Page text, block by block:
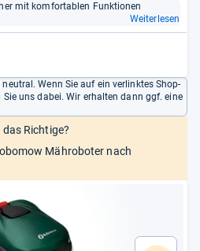
mit kom­for­ta­blen Funk­tio­nen
Weiterlesen
Wenn Sie auf ein verlinktes Shop-
uns dabei. Wir erhalten dann ggf. eine
Richtige?
Mähroboter nach